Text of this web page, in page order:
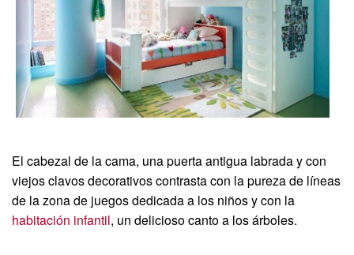
El cabezal de la cama, una puerta antigua labrada y con
viejos clavos decorativos contrasta con la pureza de líneas
de la zona de juegos dedicada a los niños y con la
habitación infantil, un delicioso canto a los árboles.